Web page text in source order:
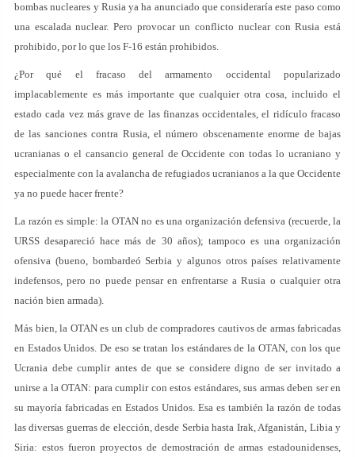
bombas nucleares y Rusia ya ha anunciado que consideraría este paso como
una escalada nuclear. Pero provocar un conflicto nuclear con Rusia está
prohibido, por lo que los F-16 están prohibidos.
¿Por qué el fracaso del armamento occidental popularizado
implacablemente es más importante que cualquier otra cosa, incluido el
estado cada vez más grave de las finanzas occidentales, el ridículo fracaso
de las sanciones contra Rusia, el número obscenamente enorme de bajas
ucranianas o el cansancio general de Occidente con todas lo ucraniano y
especialmente con la avalancha de refugiados ucranianos a la que Occidente
ya no puede hacer frente?
La razón es simple: la OTAN no es una organización defensiva (recuerde, la
URSS desapareció hace más de 30 años); tampoco es una organización
ofensiva (bueno, bombardeó Serbia y algunos otros países relativamente
indefensos, pero no puede pensar en enfrentarse a Rusia o cualquier otra
nación bien armada).
Más bien, la OTAN es un club de compradores cautivos de armas fabricadas
en Estados Unidos. De eso se tratan los estándares de la OTAN, con los que
Ucrania debe cumplir antes de que se considere digno de ser invitado a
unirse a la OTAN: para cumplir con estos estándares, sus armas deben ser en
su mayoría fabricadas en Estados Unidos. Esa es también la razón de todas
las diversas guerras de elección, desde Serbia hasta Irak, Afganistán, Libia y
Siria: estos fueron proyectos de demostración de armas estadounidenses,